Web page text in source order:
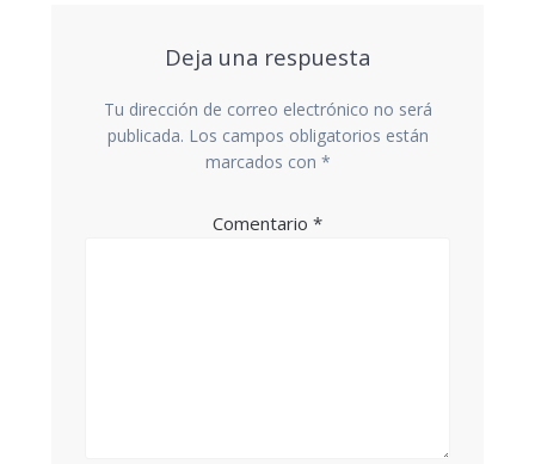
Deja una respuesta
Tu dirección de correo electrónico no será
publicada. Los campos obligatorios están
marcados con *
Comentario *